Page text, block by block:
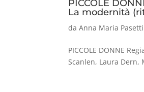
PICCOLE
La modernità
daAnna Maria Pasetti
PICCOLE DONNE
Scanlen, Laura Dern,